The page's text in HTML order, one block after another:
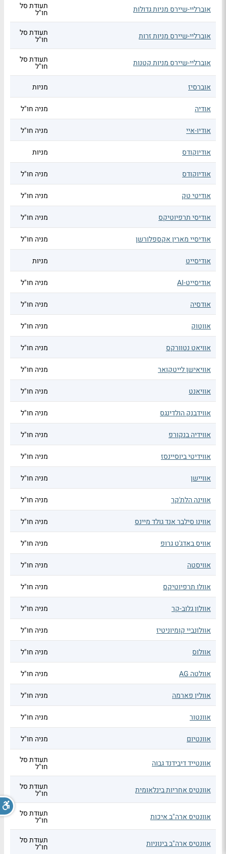
אוברליי-שיירס מניות גדולות תעודת סל
חו"ל
אוברליי-שיירס מניות זרות תעודת סל
חו"ל
אוברליי-שיירס מניות קטנות תעודת סל
חו"ל
אוברסיז
מניות
אודיה מניה חו"ל
אודיו-איי מניה חו"ל
אודיוקודס מניות
אודיוקודס מניה חו"ל
אודיטי טק מניה חו"ל
אודיסי תרפיוטיקס מניה חו"ל
אודיסיי מארין אקספלורשן מניה חו"ל
אודיסייט מניות
אודיסייט-AI מניה חו"ל
אודסיה מניה חו"ל
אווטוק מניה חו"ל
אוויאט נטוורקס מניה חו"ל
אוויאישן לייטקואר מניה חו"ל
אוויאנט מניה חו"ל
אווידבנק הולדינגס מניה חו"ל
אווידיה בנקורפ מניה חו"ל
אווידיטי ביוסיינסז מניה חו"ל
אוויישן מניה חו"ל
אווינה הלת'קר מניה חו"ל
אווינו סילבר אנד גולד מיינס מניה חו"ל
אוויס באדג'ט גרופ מניה חו"ל
אוויסטה מניה חו"ל
אוולו תרפיוטיקס מניה חו"ל
אוולון גלוב-קר מניה חו"ל
אוולונביי קומיוניטיז מניה חו"ל
אוולוס מניה חו"ל
אוולטה AG מניה חו"ל
אוולין פארמה מניה חו"ל
אוונטור מניה חו"ל
אוונטיום מניה חו"ל
אוונטייד דיבידנד גבוה תעודת סל
חו"ל
אוונטיס אחריות בינלאומית תעודת סל
חו"ל
אוונטיס ארה"ב איכות תעודת סל
חו"ל
אוונטיס ארה"ב בינוניות תעודת סל
חו"ל